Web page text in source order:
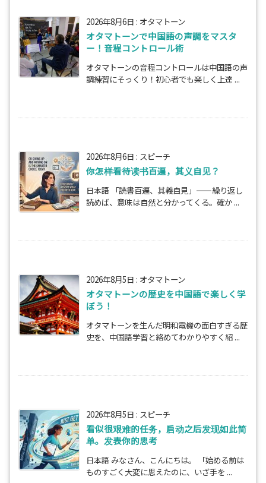
2026年8月6日 : オタマトーン
オタマトーンで中国語の声調をマスタ
ー！音程コントロール術
オタマトーンの音程コントロールは中国語の声
調練習にそっくり！初心者でも楽しく上達 ...
2026年8月6日 : スピーチ
你怎样看待读书百遍，其义自见？
日本語 「読書百遍、其義自見」——繰り返し
読めば、意味は自然と分かってくる。確か ...
2026年8月5日 : オタマトーン
オタマトーンの歴史を中国語で楽しく学
ぼう！
オタマトーンを生んだ明和電機の面白すぎる歴
史を、中国語学習と絡めてわかりやすく紹 ...
2026年8月5日 : スピーチ
看似很艰难的任务，启动之后发现如此简
单。发表你的思考
日本語 みなさん、こんにちは。 「始める前は
ものすごく大変に思えたのに、いざ手を ...